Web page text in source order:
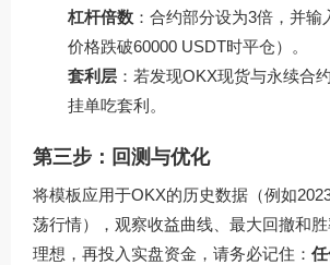
杠杆倍数 ：合约部分设为3倍，并
价格跌破60000 USDT时平仓）。
套利层 ：若发现OKX现货与永续合
挂单吃套利。
第三步：回测与优化
将模板应用于OKX的历史数据（例如
荡行情），观察收益曲线、最大回撤和
理想，再投入实盘资金，请务必记住：